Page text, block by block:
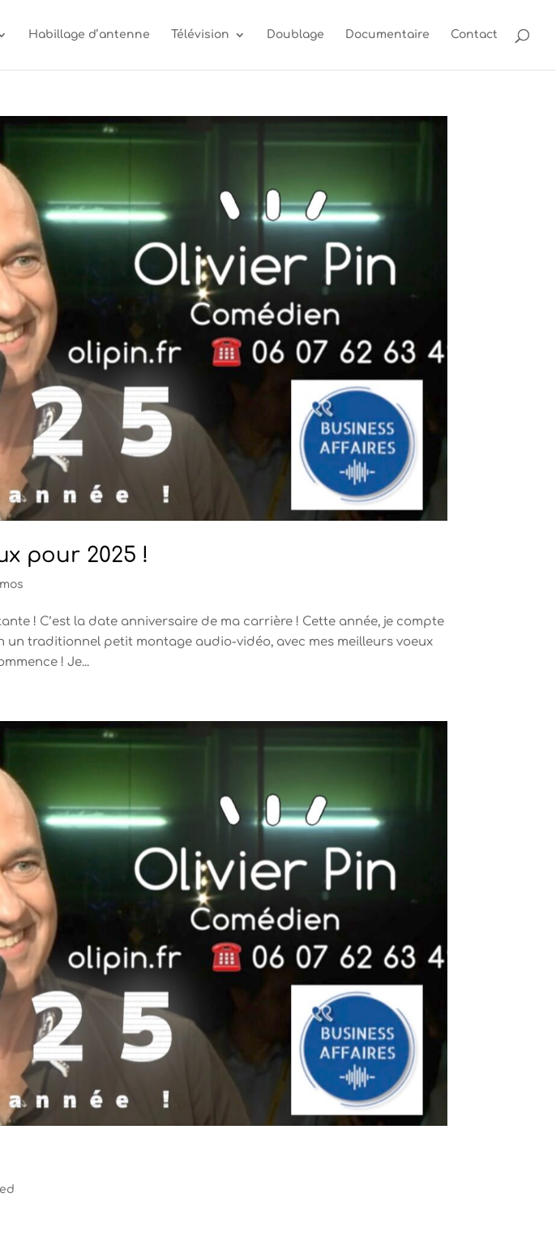
Habillage d’antenne Télévision Doublage Documentaire Contact
pour 2025 !
! C’est la date anniversaire de ma carrière ! Cette année, je compte
un traditionnel petit montage audio-vidéo, avec mes meilleurs voeux
! Je...